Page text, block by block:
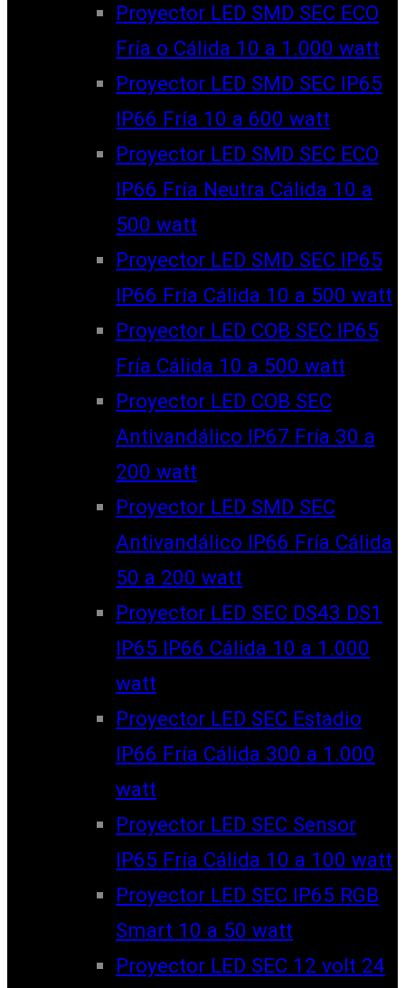
Proyector LED SMD SEC ECO
Fría o Cálida 10 a 1.000 watt
Proyector LED SMD SEC IP65
IP66 Fría 10 a 600 watt
Proyector LED SMD SEC ECO
IP66 Fría Neutra Cálida 10 a
500 watt
Proyector LED SMD SEC IP65
IP66 Fría Cálida 10 a 500 watt
Proyector LED COB SEC IP65
Fría Cálida 10 a 500 watt
Proyector LED COB SEC
Antivandálico IP67 Fría 30 a
200 watt
Proyector LED SMD SEC
Antivandálico IP66 Fría Cálida
50 a 200 watt
Proyector LED SEC DS43 DS1
IP65 IP66 Cálida 10 a 1.000
watt
Proyector LED SEC Estadio
IP66 Fría Cálida 300 a 1.000
watt
Proyector LED SEC Sensor
IP65 Fría Cálida 10 a 100 watt
Proyector LED SEC IP65 RGB
Smart 10 a 50 watt
Proyector LED SEC 12 volt 24